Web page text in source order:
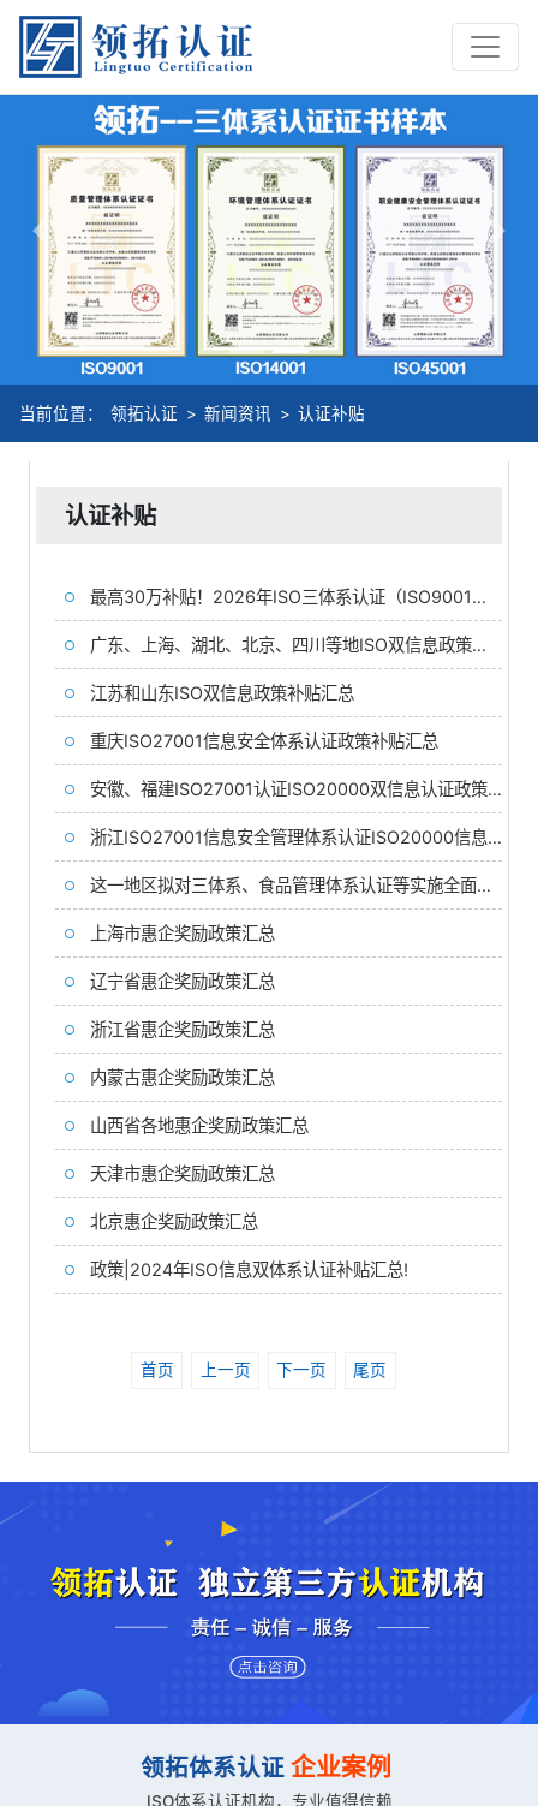
Previous
当前位置： 领拓认证 > 新闻资讯 > 认证补贴
认证补贴
最高30万补贴！2026年ISO三体系认证（ISO9001、ISO14001、ISO45001）补贴汇总（全国 34 地区）
广东、上海、湖北、北京、四川等地ISO双信息政策补贴汇总
江苏和山东ISO双信息政策补贴汇总
重庆ISO27001信息安全体系认证政策补贴汇总​
安徽、福建ISO27001认证ISO20000双信息认证政策补贴汇总
浙江ISO27001信息安全管理体系认证ISO20000信息技术服务认证补贴政策汇总
这一地区拟对三体系、食品管理体系认证等实施全面奖励
上海市惠企奖励政策汇总
辽宁省惠企奖励政策汇总
浙江省惠企奖励政策汇总
内蒙古惠企奖励政策汇总
山西省各地惠企奖励政策汇总
天津市惠企奖励政策汇总
北京惠企奖励政策汇总
政策|2024年ISO信息双体系认证补贴汇总!
首页 上一页 下一页 尾页
领拓体系认证 企业案例
ISO体系认证机构，专业值得信赖